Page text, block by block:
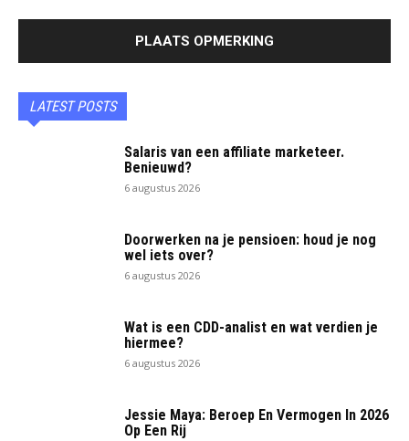
LATEST POSTS
Salaris van een affiliate marketeer.
Benieuwd?
6 augustus 2026
Doorwerken na je pensioen: houd je nog
wel iets over?
6 augustus 2026
Wat is een CDD-analist en wat verdien je
hiermee?
6 augustus 2026
Jessie Maya: Beroep En Vermogen In 2026
Op Een Rij